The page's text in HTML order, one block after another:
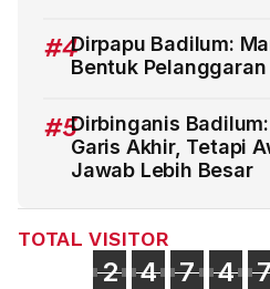
#4Dirpapu Badilum:
Bentuk
#5Dirbinganis
Garis Akhir, Tetapi
Jawab Lebih Besar
TOTAL VISITOR
2 4 7 4